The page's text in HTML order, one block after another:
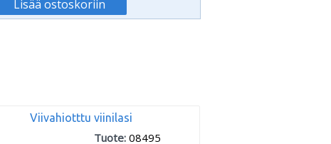
Viivahiotttu viinilasi
Tuote:08495